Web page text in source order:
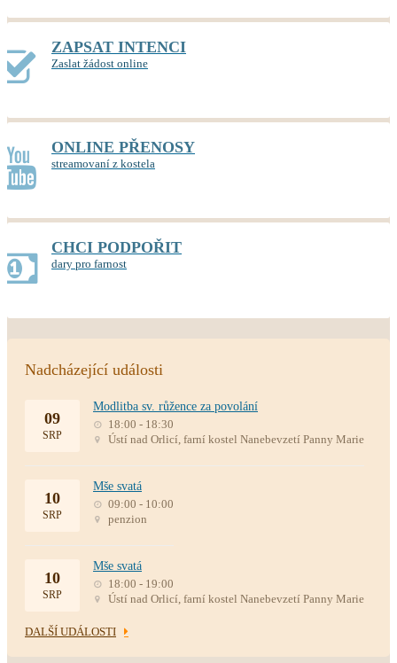
ZAPSAT INTENCI
Zaslat žádost online
ONLINE PŘENOSY
streamovaní z kostela
CHCI PODPOŘIT
dary pro farnost
Nadcházející události
09
SRP
Modlitba sv. růžence za povolání
18:00 - 18:30
Ústí nad Orlicí, farní kostel Nanebevzetí Panny Marie
10
SRP
Mše svatá
09:00 - 10:00
penzion
10
SRP
Mše svatá
18:00 - 19:00
Ústí nad Orlicí, farní kostel Nanebevzetí Panny Marie
DALŠÍ UDÁLOSTI